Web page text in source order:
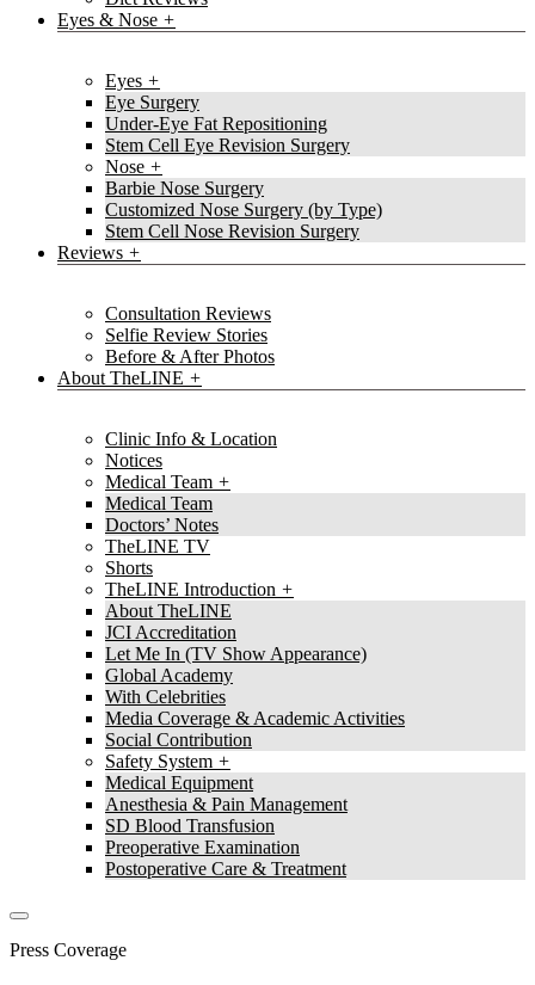
Eyes & Nose
Eyes
Eye Surgery
Under-Eye Fat Repositioning
Stem Cell Eye Revision Surgery
Nose
Barbie Nose Surgery
Customized Nose Surgery (by Type)
Stem Cell Nose Revision Surgery
Reviews
Consultation Reviews
Selfie Review Stories
Before & After Photos
About TheLINE
Clinic Info & Location
Notices
Medical Team
Medical Team
Doctors’ Notes
TheLINE TV
Shorts
TheLINE Introduction
About TheLINE
JCI Accreditation
Let Me In (TV Show Appearance)
Global Academy
With Celebrities
Media Coverage & Academic Activities
Social Contribution
Safety System
Medical Equipment
Anesthesia & Pain Management
SD Blood Transfusion
Preoperative Examination
Postoperative Care & Treatment
Press Coverage